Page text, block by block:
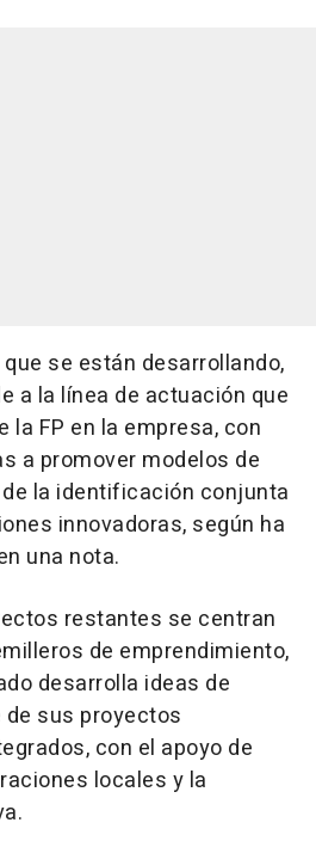
se están desarrollando,
a la línea de actuación que
la FP en la empresa, con
a promover modelos de
la identificación conjunta
innovadoras, según ha
una nota.
restantes se centran
de emprendimiento,
desarrolla ideas de
sus proyectos
con el apoyo de
locales y la